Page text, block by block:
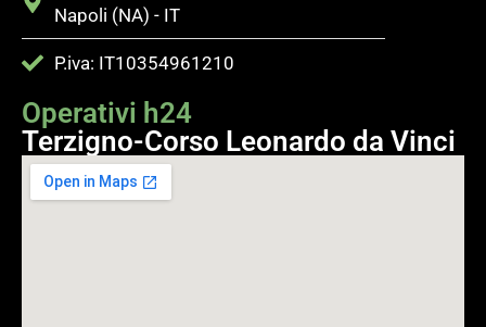
Napoli (NA) - IT
P.iva: IT10354961210
Operativi h24
Terzigno-Corso Leonardo da Vinci